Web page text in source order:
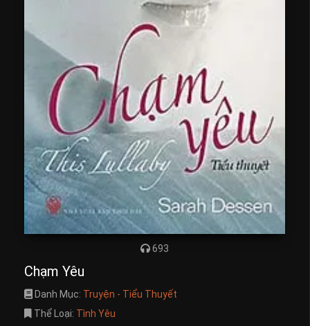
693
Chạm Yêu
Danh Mục: Truyện - Tiểu Thuyết
Thể Loại: Tình Yêu